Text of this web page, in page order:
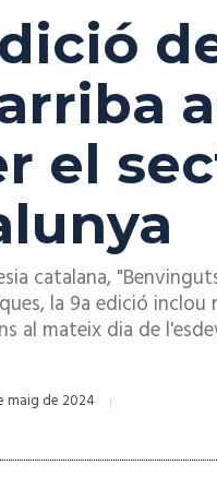
el
catalana,
la 9a edició
al mateix dia de
maig de 2024